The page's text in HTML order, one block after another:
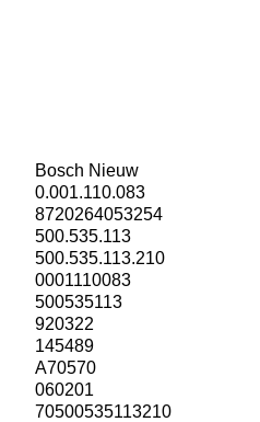
Bosch Nieuw
0.001.110.083
8720264053254
500.535.113
500.535.113.210
0001110083
500535113
920322
145489
A70570
060201
70500535113210